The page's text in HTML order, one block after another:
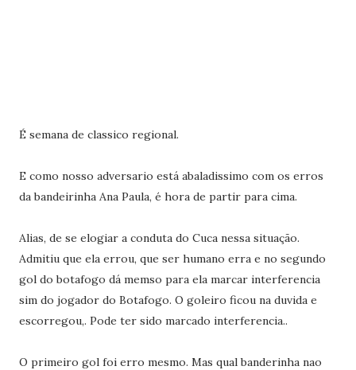
É semana de classico regional.
E como nosso adversario está abaladissimo com os erros
da bandeirinha Ana Paula, é hora de partir para cima.
Alias, de se elogiar a conduta do Cuca nessa situação.
Admitiu que ela errou, que ser humano erra e no segundo
gol do botafogo dá memso para ela marcar interferencia
sim do jogador do Botafogo. O goleiro ficou na duvida e
escorregou,. Pode ter sido marcado interferencia..
O primeiro gol foi erro mesmo. Mas qual banderinha nao